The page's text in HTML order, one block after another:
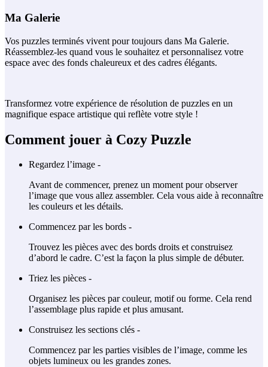
Ma Galerie
Vos puzzles terminés vivent pour toujours dans Ma Galerie.
Réassemblez-les quand vous le souhaitez et personnalisez votre
espace avec des fonds chaleureux et des cadres élégants.
Transformez votre expérience de résolution de puzzles en un
magnifique espace artistique qui reflète votre style !
Comment jouer à Cozy Puzzle
Regardez l’image -
Avant de commencer, prenez un moment pour observer
l’image que vous allez assembler. Cela vous aide à reconnaître
les couleurs et les détails.
Commencez par les bords -
Trouvez les pièces avec des bords droits et construisez
d’abord le cadre. C’est la façon la plus simple de débuter.
Triez les pièces -
Organisez les pièces par couleur, motif ou forme. Cela rend
l’assemblage plus rapide et plus amusant.
Construisez les sections clés -
Commencez par les parties visibles de l’image, comme les
objets lumineux ou les grandes zones.